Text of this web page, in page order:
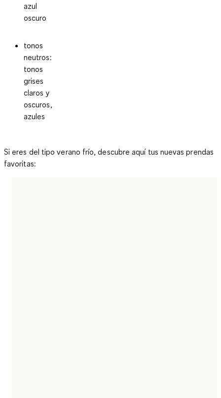
azul
oscuro
tonos
neutros:
tonos
grises
claros y
oscuros,
azules
Si eres del tipo verano frío, descubre aquí tus nuevas prendas
favoritas: